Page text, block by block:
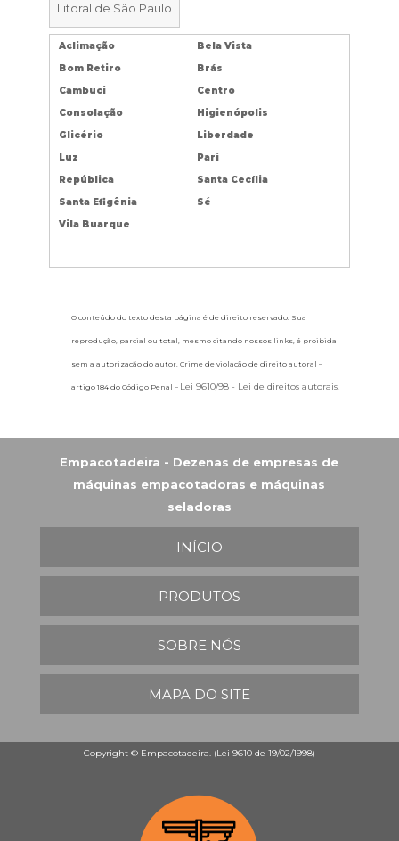
Litoral de São Paulo
Aclimação
Bela Vista
Bom Retiro
Brás
Cambuci
Centro
Consolação
Higienópolis
Glicério
Liberdade
Luz
Pari
República
Santa Cecília
Santa Efigênia
Sé
Vila Buarque
O conteúdo do texto desta página é de direito reservado. Sua
reprodução, parcial ou total, mesmo citando nossos links, é proibida
sem a autorização do autor. Crime de violação de direito autoral –
artigo 184 do Código Penal – Lei 9610/98 - Lei de direitos autorais.
Empacotadeira - Dezenas de empresas de
máquinas empacotadoras e máquinas
seladoras
INÍCIO
PRODUTOS
SOBRE NÓS
MAPA DO SITE
Copyright © Empacotadeira. (Lei 9610 de 19/02/1998)